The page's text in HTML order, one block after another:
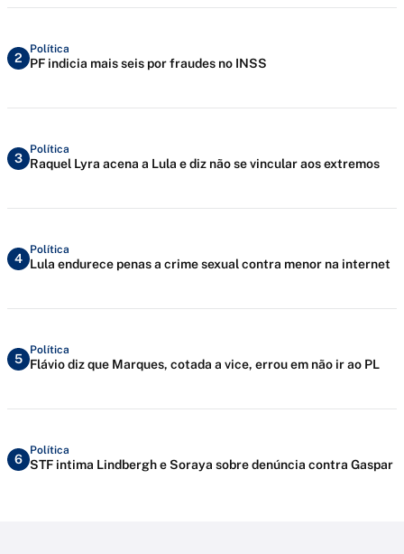
2
Política
PF indicia mais seis por fraudes no INSS
3
Política
Raquel Lyra acena a Lula e diz não se vincular aos extremos
4
Política
Lula endurece penas a crime sexual contra menor na internet
5
Política
Flávio diz que Marques, cotada a vice, errou em não ir ao PL
6
Política
STF intima Lindbergh e Soraya sobre denúncia contra Gaspar